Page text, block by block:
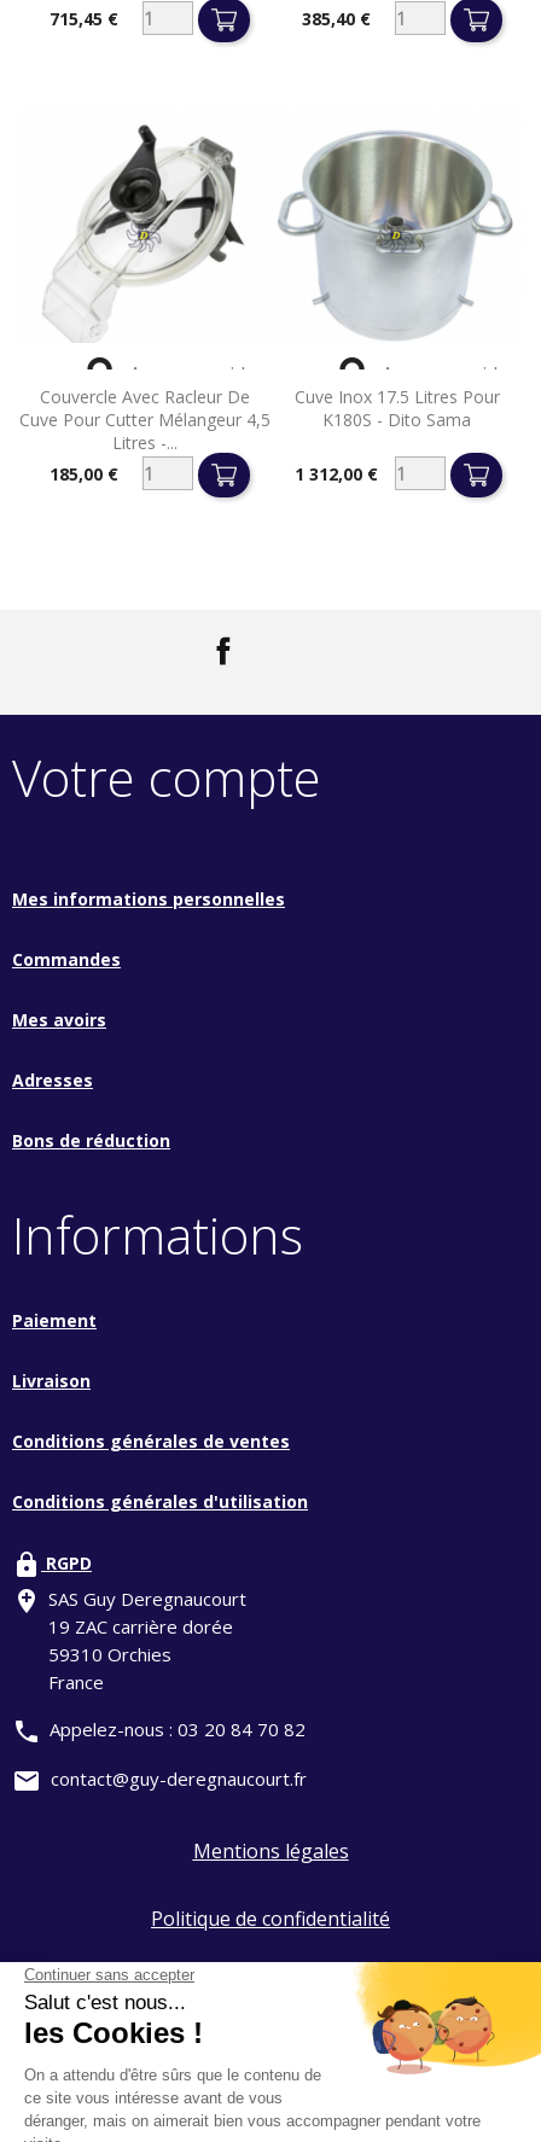
Prix715,45 €
Prix385,40 €
Couvercle Avec Racleur De
Cuve Pour Cutter Mélangeur 4,5
Litres -...
Prix185,00 €
 Aperçu rapide
Cuve Inox 17.5 Litres Pour
K180S - Dito Sama
Prix1 312,00 €
 Aperçu rapide
Votre compte
Mes informations personnelles
Commandes
Mes avoirs
Adresses
Bons de réduction
Informations
Paiement
Livraison
Conditions générales de ventes
Conditions générales d'utilisation
lock RGPD
add_location SAS Guy Deregnaucourt
19 ZAC carrière dorée
59310 Orchies
France
phone Appelez-nous : 03 20 84 70 82
mail contact@guy-deregnaucourt.fr
Mentions légales
Politique de confidentialité